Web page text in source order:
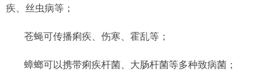
疾、丝虫病等；
苍蝇可传播痢疾、伤寒、霍乱等；
蟑螂可以携带痢疾杆菌、大肠杆菌等多种致病菌；